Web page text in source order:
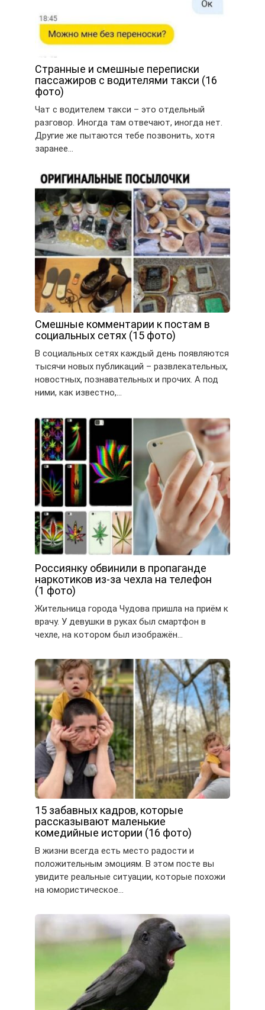
Странные и смешные переписки
пассажиров с водителями такси (16
фото)
Чат с водителем такси – это отдельный
разговор. Иногда там отвечают, иногда нет.
Другие же пытаются тебе позвонить, хотя
заранее…
Смешные комментарии к постам в
социальных сетях (15 фото)
В социальных сетях каждый день появляются
тысячи новых публикаций – развлекательных,
новостных, познавательных и прочих. А под
ними, как известно,…
Россиянку обвинили в пропаганде
наркотиков из-за чехла на телефон
(1 фото)
Жительница города Чудова пришла на приём к
врачу. У девушки в руках был смартфон в
чехле, на котором был изображён…
15 забавных кадров, которые
рассказывают маленькие
комедийные истории (16 фото)
В жизни всегда есть место радости и
положительным эмоциям. В этом посте вы
увидите реальные ситуации, которые похожи
на юмористическое…